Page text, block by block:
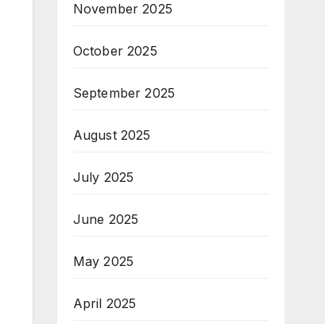
November 2025
October 2025
September 2025
August 2025
July 2025
June 2025
May 2025
April 2025